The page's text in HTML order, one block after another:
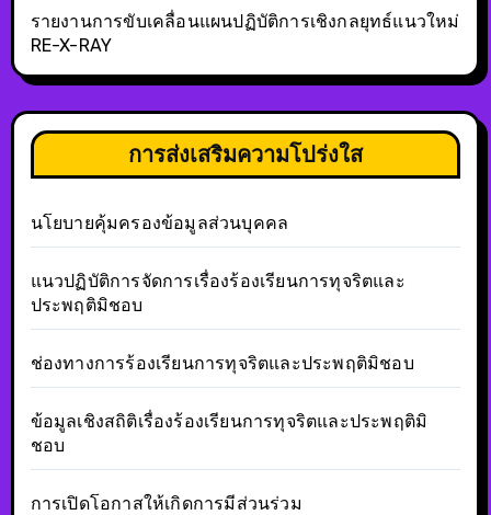
รายงานการขับเคลื่อนแผนปฏิบัติการเชิงกลยุทธ์แนวใหม่
RE-X-RAY
การส่งเสริมความโปร่งใส
นโยบายคุ้มครองข้อมูลส่วนบุคคล
แนวปฏิบัติการจัดการเรื่องร้องเรียนการทุจริตและ
ประพฤติมิชอบ
ช่องทางการร้องเรียนการทุจริตและประพฤติมิชอบ
ข้อมูลเชิงสถิติเรื่องร้องเรียนการทุจริตและประพฤติมิ
ชอบ
การเปิดโอกาสให้เกิดการมีส่วนร่วม